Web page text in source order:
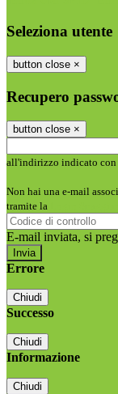
Seleziona utente
button close ×
Recupero
button close ×
all'indirizzo indicato con
Non hai una e-mail
tramite la
E-mail inviata, si
Errore
Chiudi
Successo
Chiudi
Informazione
Chiudi